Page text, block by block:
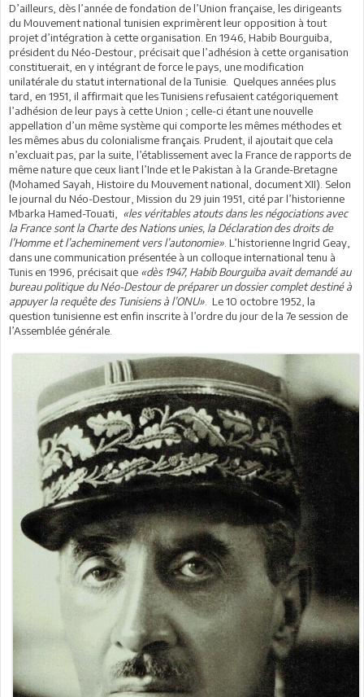
D’ailleurs, dès l’année de fondation de l’Union française, les dirigeants
du Mouvement national tunisien exprimèrent leur opposition à tout
projet d’intégration à cette organisation. En 1946, Habib Bourguiba,
président du Néo-Destour, précisait que l’adhésion à cette organisation
constituerait, en y intégrant de force le pays, une modification
unilatérale du statut international de la Tunisie. Quelques années plus
tard, en 1951, il affirmait que les Tunisiens refusaient catégoriquement
l’adhésion de leur pays à cette Union ; celle-ci étant une nouvelle
appellation d’un même système qui comporte les mêmes méthodes et
les mêmes abus du colonialisme français. Prudent, il ajoutait que cela
n’excluait pas, par la suite, l’établissement avec la France de rapports de
même nature que ceux liant l’Inde et le Pakistan à la Grande-Bretagne
(Mohamed Sayah, Histoire du Mouvement national, document XII). Selon
le journal du Néo-Destour, Mission du 29 juin 1951, cité par l’historienne
Mbarka Hamed-Touati, «les véritables atouts dans les négociations avec
la France sont la Charte des Nations unies, la Déclaration des droits de
l’Homme et l’acheminement vers l’autonomie» . L’historienne Ingrid Geay,
dans une communication présentée à un colloque international tenu à
Tunis en 1996, précisait que «dès 1947, Habib Bourguiba avait demandé au
bureau politique du Néo-Destour de préparer un dossier complet destiné à
appuyer la requête des Tunisiens à l’ONU» . Le 10 octobre 1952, la
question tunisienne est enfin inscrite à l’ordre du jour de la 7e session de
l’Assemblée générale.